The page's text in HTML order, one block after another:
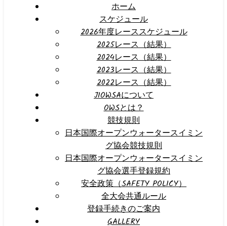
ホーム
スケジュール
2026年度レーススケジュール
2025レース（結果）
2024レース（結果）
2023レース（結果）
2022レース（結果）
JIOWSAについて
OWSとは？
競技規則
日本国際オープンウォータースイミン
グ協会競技規則
日本国際オープンウォータースイミン
グ協会選手登録規約
安全政策（SAFETY POLICY）
全大会共通ルール
登録手続きのご案内
GALLERY